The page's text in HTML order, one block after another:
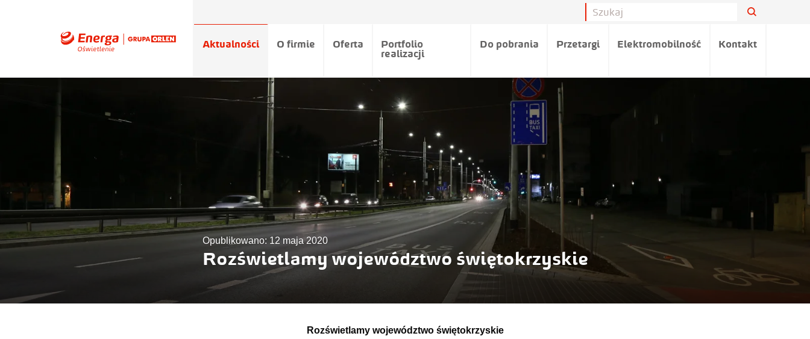
Aktualności O firmie Oferta
Portfolio
realizacji
Do pobrania Przetargi Elektromobilność Kontakt
Opublikowano: 12 maja 2020
Rozświetlamy województwo świętokrzyskie
Rozświetlamy województwo świętokrzyskie